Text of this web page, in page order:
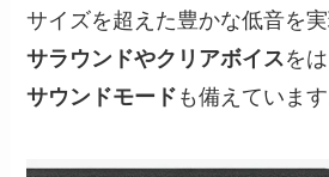
サイズを超えた豊かな低音を
サラウンドやクリアボイスを
サウンドモード も備えています